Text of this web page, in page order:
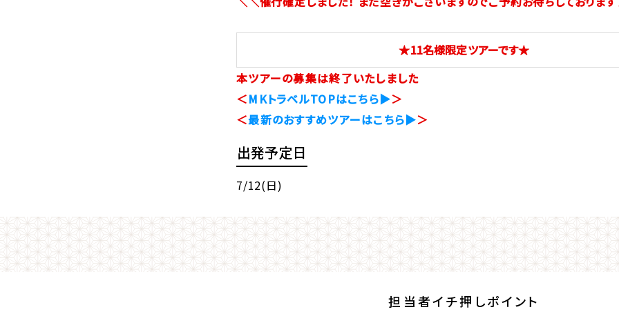
★11名様限定ツアーです★
本ツアーの募集は終了いたしました
＜MKトラベルTOPはこちら▶＞
＜最新のおすすめツアーはこちら▶＞
出発予定日
7/12(日)
担当者イチ押しポイント